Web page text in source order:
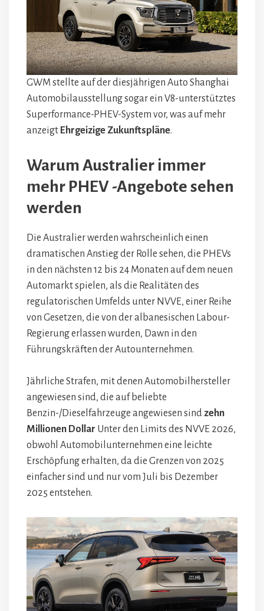
GWM stellte auf der diesjährigen Auto Shanghai
Automobilausstellung sogar ein V8-unterstütztes
Superformance-PHEV-System vor, was auf mehr
anzeigt Ehrgeizige Zukunftspläne.
Warum Australier immer
mehr PHEV -Angebote sehen
werden
Die Australier werden wahrscheinlich einen
dramatischen Anstieg der Rolle sehen, die PHEVs
in den nächsten 12 bis 24 Monaten auf dem neuen
Automarkt spielen, als die Realitäten des
regulatorischen Umfelds unter NVVE, einer Reihe
von Gesetzen, die von der albanesischen Labour-
Regierung erlassen wurden, Dawn in den
Führungskräften der Autounternehmen.
Jährliche Strafen, mit denen Automobilhersteller
angewiesen sind, die auf beliebte
Benzin-/Dieselfahrzeuge angewiesen sind zehn
Millionen Dollar Unter den Limits des NVVE 2026,
obwohl Automobilunternehmen eine leichte
Erschöpfung erhalten, da die Grenzen von 2025
einfacher sind und nur vom Juli bis Dezember
2025 entstehen.